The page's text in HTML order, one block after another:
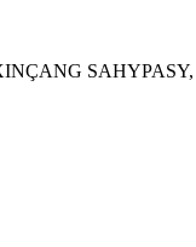
SAHYPASY,